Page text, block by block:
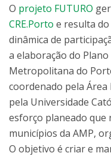
O projeto FUTURO
CRE.Porto e resulta
dinâmica de
a elaboração do
Metropolitana do
coordenado pela
pela Universidade
esforço planeado que
municípios da AMP,
O objetivo é criar e